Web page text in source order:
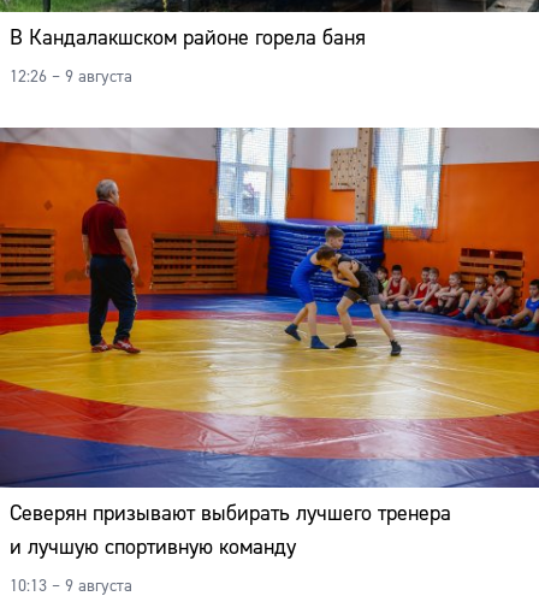
В Кандалакшском районе горела баня
12:26 – 9 августа
Северян призывают выбирать лучшего тренера
и лучшую спортивную команду
10:13 – 9 августа